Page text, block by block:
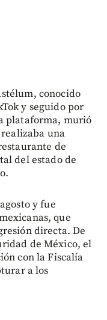
conocido
y seguido por
plataforma, murió
una
de
del estado de
y fue
que
directa. De
de México, el
con la Fiscalía
a los